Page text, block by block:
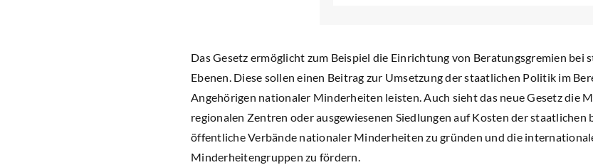
Das Gesetz ermöglicht zum Beispiel die Einrichtung von Beratungsgremien bei
Ebenen. Diese sollen einen Beitrag zur Umsetzung der staatlichen Politik im
Angehörigen nationaler Minderheiten leisten. Auch sieht das neue Gesetz die
regionalen Zentren oder ausgewiesenen Siedlungen auf Kosten der staatlichen
öffentliche Verbände nationaler Minderheiten zu gründen und die
Minderheitengruppen zu fördern.